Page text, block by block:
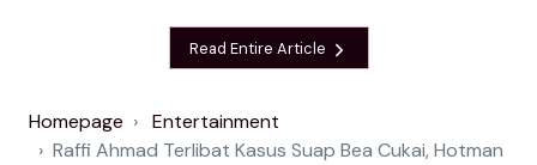
Read Entire Article
Homepage
Entertainment
Raffi Ahmad Terlibat Kasus Suap Bea Cukai, Hotman